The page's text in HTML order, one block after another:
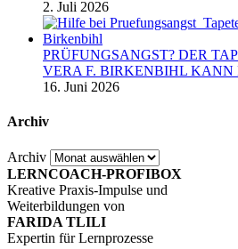
2. Juli 2026
PRÜFUNGSANGST? DER
VERA F. BIRKENBIHL KANN
16. Juni 2026
Archiv
Archiv
LERNCOACH-PROFIBOX
Kreative Praxis-Impulse und
Weiterbildungen von
FARIDA TLILI
Expertin für Lernprozesse